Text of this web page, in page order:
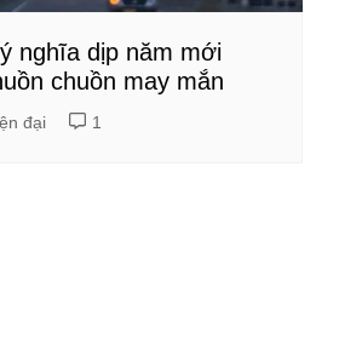
nghĩa dịp năm mới
chuồn may mắn
đại 1